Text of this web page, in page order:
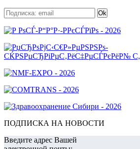
ПОДПИСКА НА НОВОСТИ
Введите адрес Вашей